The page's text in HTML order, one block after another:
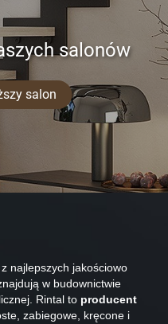
salonów
salon
najlepszych jakościowo
w budownictwie
Rintal to producent
zabiegowe, kręcone i